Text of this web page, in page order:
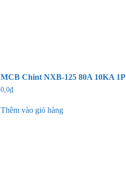
MCB Chint NXB-125 80A 10KA 1P
0,0₫
Thêm vào giỏ hàng